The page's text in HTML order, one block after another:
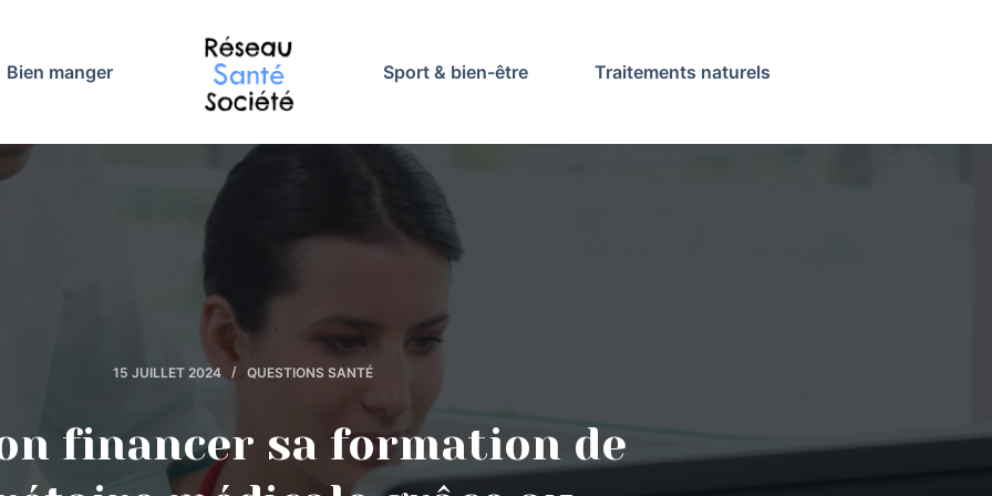
Bien manger Sport & bien-être Traitements naturels
15 JUILLET 2024 QUESTIONS SANTÉ
financer sa formation de